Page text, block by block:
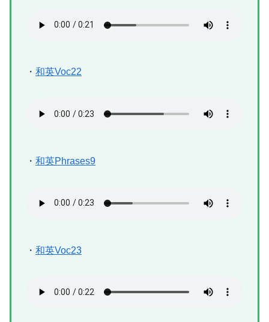
・ 和英Voc22
・ 和英Phrases9
・ 和英Voc23